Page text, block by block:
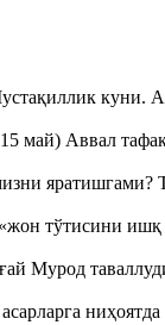
Аввал
тўтисини ишқ
Мурод